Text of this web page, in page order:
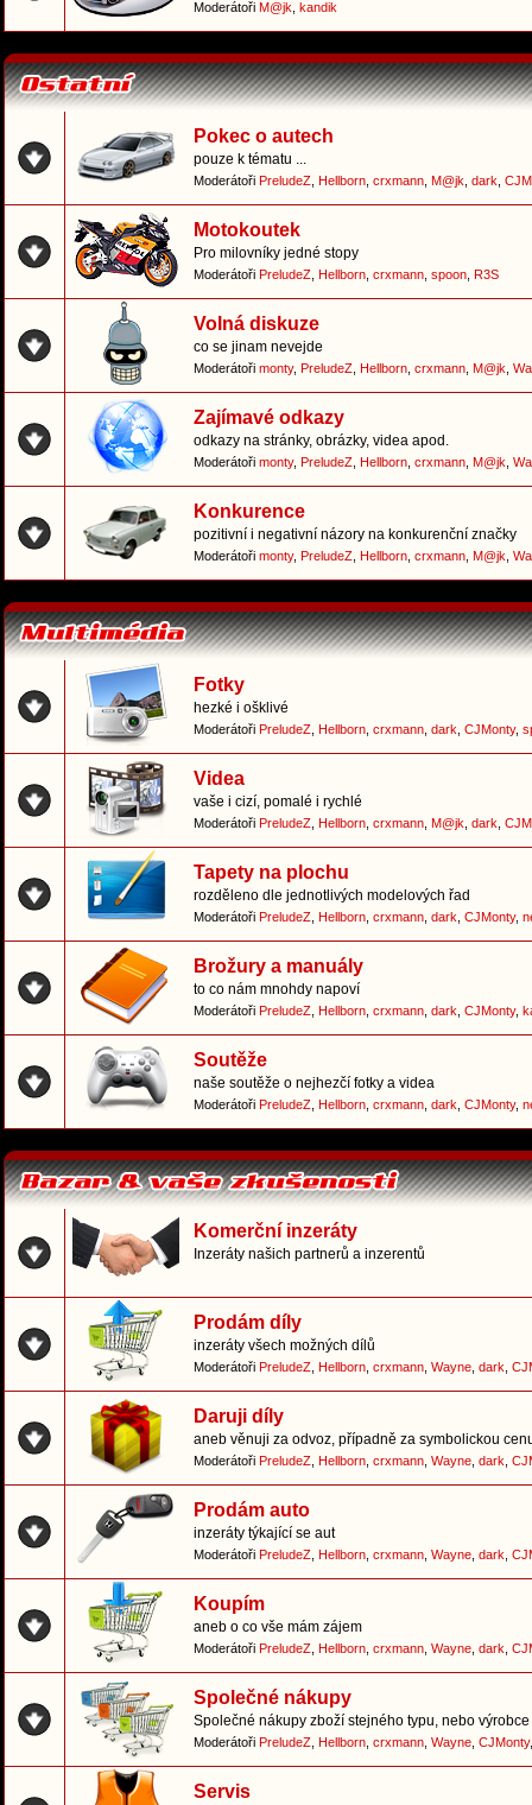
Moderátoři M@jk kandik
Pokec o autech
pouze k tématu ...
Moderátoři PreludeZ Hellborn crxmann M@jk dark
Motokoutek
Pro milovníky jedné stopy
Moderátoři PreludeZ Hellborn crxmann spoon R3S
Volná diskuze
co se jinam nevejde
Moderátoři monty, PreludeZ Hellborn crxmann M@jk
Zajímavé odkazy
odkazy na stránky, obrázky, videa apod.
Moderátoři monty, PreludeZ Hellborn crxmann M@jk
Konkurence
pozitivní i negativní názory na konkurenční značky
Moderátoři monty, PreludeZ Hellborn crxmann M@jk
Fotky
hezké i ošklivé
Moderátoři PreludeZ Hellborn crxmann dark CJMonty,
Videa
vaše i cizí, pomalé i rychlé
Moderátoři PreludeZ Hellborn crxmann M@jk dark
Tapety na plochu
rozděleno dle jednotlivých modelových řad
Moderátoři PreludeZ Hellborn crxmann dark CJMonty,
Brožury a manuály
to co nám mnohdy napoví
Moderátoři PreludeZ Hellborn crxmann dark CJMonty,
Soutěže
naše soutěže o nejhezčí fotky a videa
Moderátoři PreludeZ Hellborn crxmann dark CJMonty,
Komerční inzeráty
Inzeráty našich partnerů a inzerentů
Prodám díly
inzeráty všech možných dílů
Moderátoři PreludeZ Hellborn crxmann Wayne dark
Daruji díly
aneb věnuji za odvoz, případně za symbolickou
Moderátoři PreludeZ Hellborn crxmann Wayne dark
Prodám auto
inzeráty týkající se aut
Moderátoři PreludeZ Hellborn crxmann Wayne dark
Koupím
aneb o co vše mám zájem
Moderátoři PreludeZ Hellborn crxmann Wayne dark
Společné nákupy
Společné nákupy zboží stejného typu, nebo
Moderátoři PreludeZ Hellborn crxmann Wayne CJMonty
Servis